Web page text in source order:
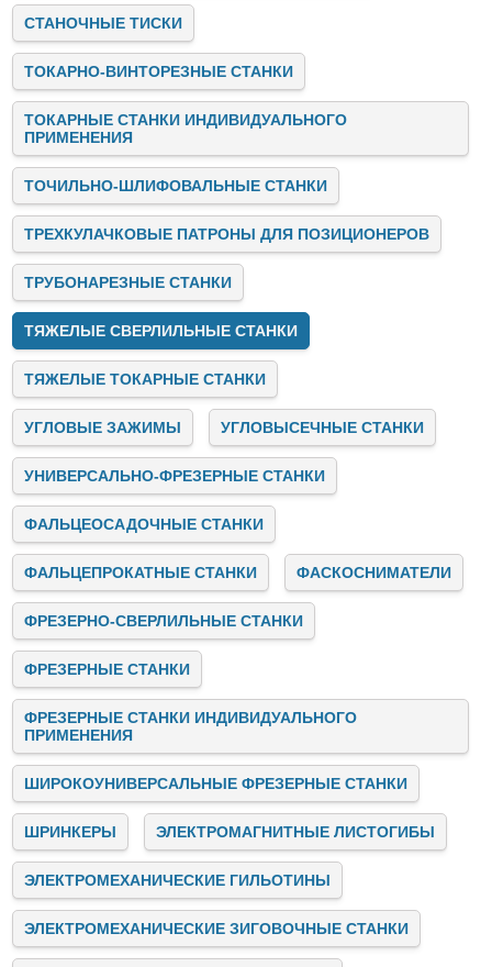
СТАНОЧНЫЕ ТИСКИ
ТОКАРНО-ВИНТОРЕЗНЫЕ СТАНКИ
ТОКАРНЫЕ СТАНКИ ИНДИВИДУАЛЬНОГО
ПРИМЕНЕНИЯ
ТОЧИЛЬНО-ШЛИФОВАЛЬНЫЕ СТАНКИ
ТРЕХКУЛАЧКОВЫЕ ПАТРОНЫ ДЛЯ ПОЗИЦИОНЕРОВ
ТРУБОНАРЕЗНЫЕ СТАНКИ
ТЯЖЕЛЫЕ СВЕРЛИЛЬНЫЕ СТАНКИ
ТЯЖЕЛЫЕ ТОКАРНЫЕ СТАНКИ
УГЛОВЫЕ ЗАЖИМЫ УГЛОВЫСЕЧНЫЕ СТАНКИ
УНИВЕРСАЛЬНО-ФРЕЗЕРНЫЕ СТАНКИ
ФАЛЬЦЕОСАДОЧНЫЕ СТАНКИ
ФАЛЬЦЕПРОКАТНЫЕ СТАНКИ ФАСКОСНИМАТЕЛИ
ФРЕЗЕРНО-СВЕРЛИЛЬНЫЕ СТАНКИ
ФРЕЗЕРНЫЕ СТАНКИ
ФРЕЗЕРНЫЕ СТАНКИ ИНДИВИДУАЛЬНОГО
ПРИМЕНЕНИЯ
ШИРОКОУНИВЕРСАЛЬНЫЕ ФРЕЗЕРНЫЕ СТАНКИ
ШРИНКЕРЫ ЭЛЕКТРОМАГНИТНЫЕ ЛИСТОГИБЫ
ЭЛЕКТРОМЕХАНИЧЕСКИЕ ГИЛЬОТИНЫ
ЭЛЕКТРОМЕХАНИЧЕСКИЕ ЗИГОВОЧНЫЕ СТАНКИ